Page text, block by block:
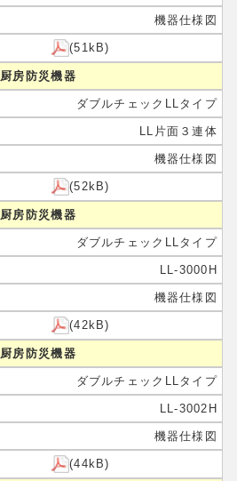
機器仕様図
(51kB)
厨房防災機器
ダブルチェックLLタイプ
LL片面３連体
機器仕様図
(52kB)
厨房防災機器
ダブルチェックLLタイプ
LL-3000H
機器仕様図
(42kB)
厨房防災機器
ダブルチェックLLタイプ
LL-3002H
機器仕様図
(44kB)